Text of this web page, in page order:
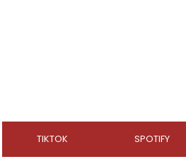
TIKTOK SPOTIFY